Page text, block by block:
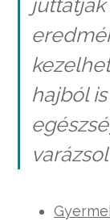
hajból